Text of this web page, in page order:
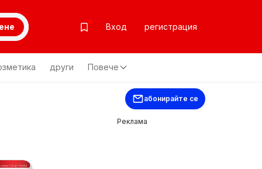
Вход регистрация
други Повече
абонирайте се
Реклама